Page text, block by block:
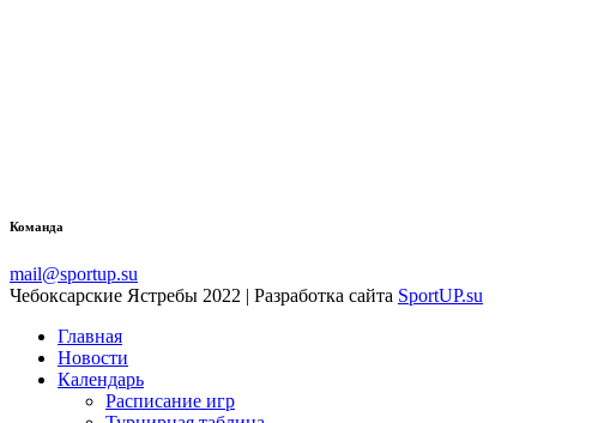
Команда
mail@sportup.su
Чебоксарские Ястребы 2022 | Разработка сайта SportUP.su
Главная
Новости
Календарь
Расписание игр